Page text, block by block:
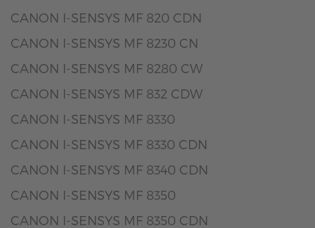
CANON I-SENSYS MF 820 CDN
CANON I-SENSYS MF 8230 CN
CANON I-SENSYS MF 8280 CW
CANON I-SENSYS MF 832 CDW
CANON I-SENSYS MF 8330
CANON I-SENSYS MF 8330 CDN
CANON I-SENSYS MF 8340 CDN
CANON I-SENSYS MF 8350
CANON I-SENSYS MF 8350 CDN